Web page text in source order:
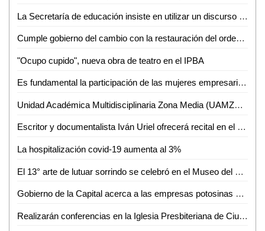
La Secretaría de educación insiste en utilizar un discurso gubernamental: Claudia Tristán Alvarado
Cumple gobierno del cambio con la restauración del orden y control en centros penitenciarios
"Ocupo cupido", nueva obra de teatro en el IPBA
Es fundamental la participación de las mujeres empresarias para incentivar el desarrollo de SLP: PAN
Unidad Académica Multidisciplinaria Zona Media (UAMZM) de la UASLP, festeja 39 años de formar profesionistas
Escritor y documentalista Iván Uriel ofrecerá recital en el CeartSLP
La hospitalización covid-19 aumenta al 3%
El 13° arte de lutuar sorrindo se celebró en el Museo del Ferrocarril
Gobierno de la Capital acerca a las empresas potosinas al mundo: promueven intercambios con compañías alemanas
Realizarán conferencias en la Iglesia Presbiteriana de Ciudad Valles sobre diversas temáticas post covid